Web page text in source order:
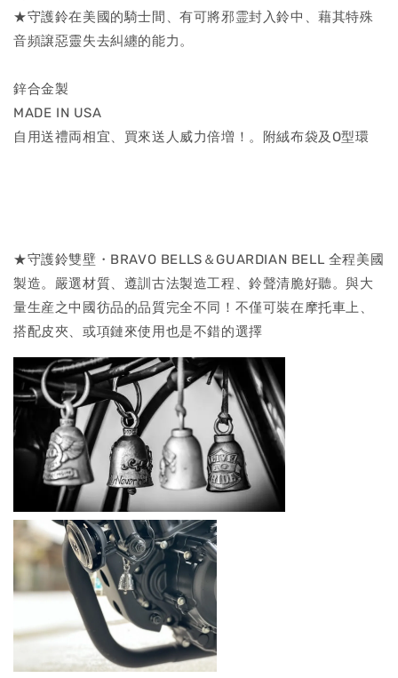
★守護鈴在美國的騎士間、有可將邪霊封入鈴中、藉其特殊
音頻譲惡靈失去糾纏的能力。
鋅合金製
MADE IN USA
自用送禮両相宜、買來送人威力倍増！。附絨布袋及O型環
★守護鈴雙壁・BRAVO BELLS＆GUARDIAN BELL 全程美國
製造。嚴選材質、遵訓古法製造工程、鈴聲清脆好聽。與大
量生産之中國彷品的品質完全不同！不僅可裝在摩托車上、
搭配皮夾、或項鏈來使用也是不錯的選擇